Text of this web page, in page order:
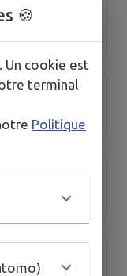
🍪
Un cookie est
terminal
Politique